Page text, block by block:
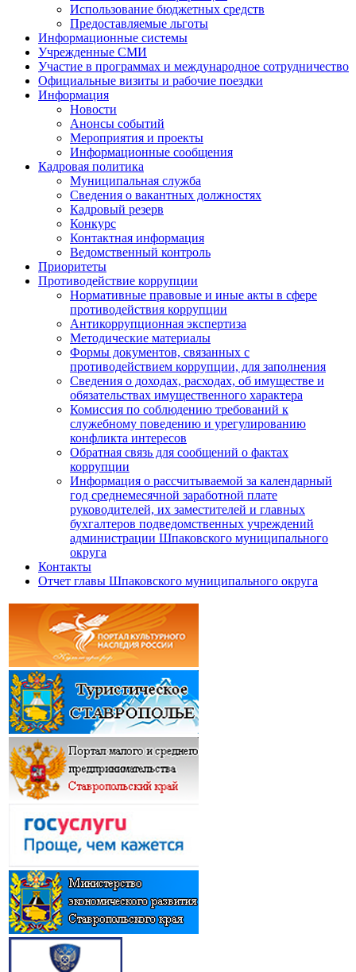
Использование бюджетных средств
Предоставляемые льготы
Информационные системы
Учрежденные СМИ
Участие в программах и международное сотрудничество
Официальные визиты и рабочие поездки
Информация
Новости
Анонсы событий
Мероприятия и проекты
Информационные сообщения
Кадровая политика
Муниципальная служба
Сведения о вакантных должностях
Кадровый резерв
Конкурс
Контактная информация
Ведомственный контроль
Приоритеты
Противодействие коррупции
Нормативные правовые и иные акты в сфере
противодействия коррупции
Антикоррупционная экспертиза
Методические материалы
Формы документов, связанных с
противодействием коррупции, для заполнения
Сведения о доходах, расходах, об имуществе и
обязательствах имущественного характера
Комиссия по соблюдению требований к
служебному поведению и урегулированию
конфликта интересов
Обратная связь для сообщений о фактах
коррупции
Информация о рассчитываемой за календарный
год среднемесячной заработной плате
руководителей, их заместителей и главных
бухгалтеров подведомственных учреждений
администрации Шпаковского муниципального
округа
Контакты
Отчет главы Шпаковского муниципального округа